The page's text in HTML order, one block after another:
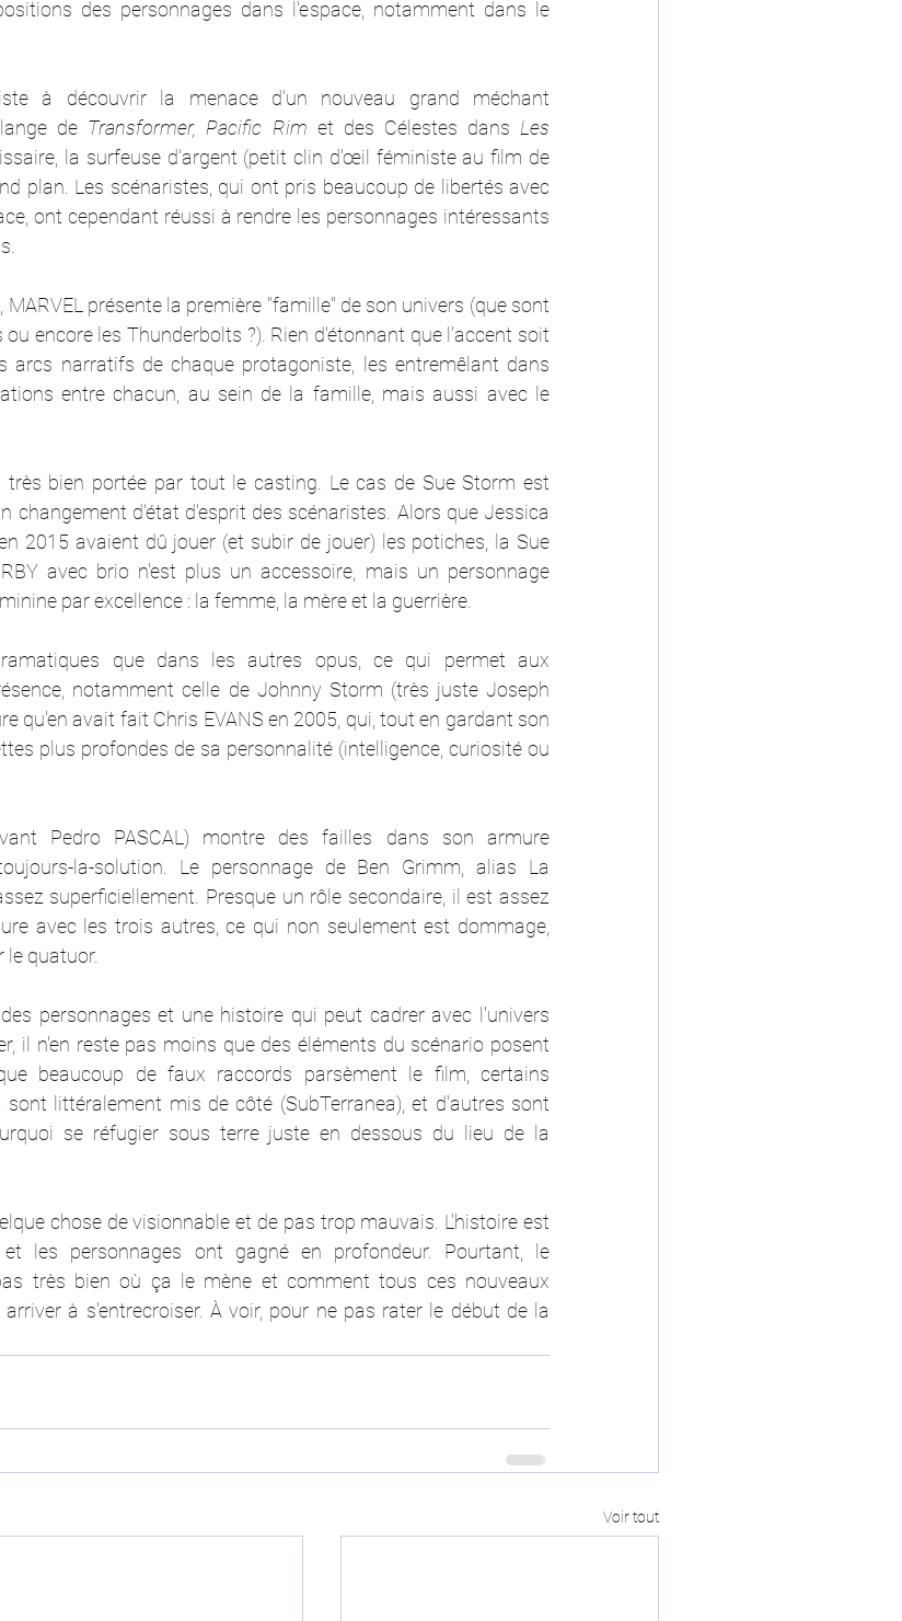
des personnages dans l'espace, notamment dans le
à découvrir la menace d'un nouveau grand méchant
de Transformer, Pacific Rim et des Célestes dans Les
la surfeuse d'argent (petit clin d'œil féministe au film de
plan. Les scénaristes, qui ont pris beaucoup de libertés avec
ont cependant réussi à rendre les personnages intéressants
présente la première "famille" de son univers (que sont
ou encore les Thunderbolts ?). Rien d'étonnant que l'accent soit
arcs narratifs de chaque protagoniste, les entremêlant dans
entre chacun, au sein de la famille, mais aussi avec le
très bien portée par tout le casting. Le cas de Sue Storm est
changement d'état d'esprit des scénaristes. Alors que Jessica
2015 avaient dû jouer (et subir de jouer) les potiches, la Sue
avec brio n'est plus un accessoire, mais un personnage
par excellence : la femme, la mère et la guerrière.
que dans les autres opus, ce qui permet aux
notamment celle de Johnny Storm (très juste Joseph
qu'en avait fait Chris EVANS en 2005, qui, tout en gardant son
plus profondes de sa personnalité (intelligence, curiosité ou
Pedro PASCAL) montre des failles dans son armure
toujours-la-solution. Le personnage de Ben Grimm, alias La
superficiellement. Presque un rôle secondaire, il est assez
avec les trois autres, ce qui non seulement est dommage,
le quatuor.
personnages et une histoire qui peut cadrer avec l'univers
il n'en reste pas moins que des éléments du scénario posent
beaucoup de faux raccords parsèment le film, certains
sont littéralement mis de côté (SubTerranea), et d'autres sont
se réfugier sous terre juste en dessous du lieu de la
chose de visionnable et de pas trop mauvais. L'histoire est
les personnages ont gagné en profondeur. Pourtant, le
très bien où ça le mène et comment tous ces nouveaux
à s'entrecroiser. À voir, pour ne pas rater le début de la
Voir tout